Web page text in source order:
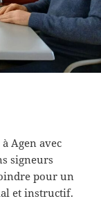
Agen avec
signeurs
pour un
et instructif.